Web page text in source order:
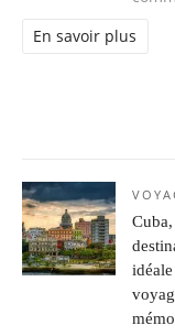
En savoir plus